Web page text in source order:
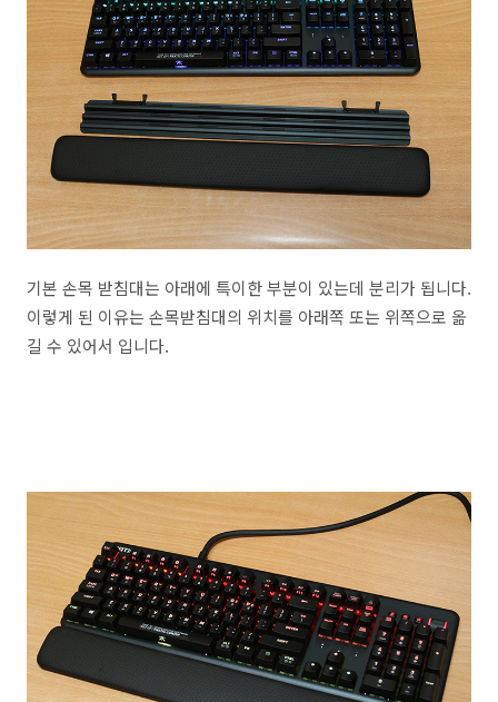
기본 손목 받침대는 아래에 특이한 부분이 있는데 분리가 됩니다.
이렇게 된 이유는 손목받침대의 위치를 아래쪽 또는 위쪽으로 옮
길 수 있어서 입니다.